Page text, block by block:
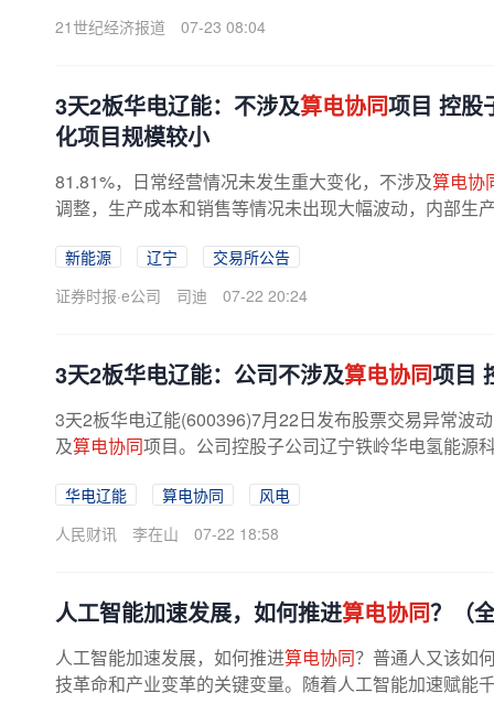
21世纪经济报道
07-23 08:04
3天2板华电辽能：不涉及算电协同项目 控股
化项目规模较小
81.81%，日常经营情况未发生重大变化，不涉及算电协
调整，生产成本和销售等情况未出现大幅波动，内部生
新能源 辽宁
交易所公告
证券时报·e公司
司迪 07-22 20:24
3天2板华电辽能：公司不涉及算电协同项目
3天2板华电辽能(600396)7月22日发布股票交易异常波
及算电协同项目。公司控股子公司辽宁铁岭华电氢能源
华电辽能 算电协同
风电
人民财讯
李在山 07-22 18:58
人工智能加速发展，如何推进算电协同？（
人工智能加速发展，如何推进算电协同？普通人又该如
技革命和产业变革的关键变量。随着人工智能加速赋能